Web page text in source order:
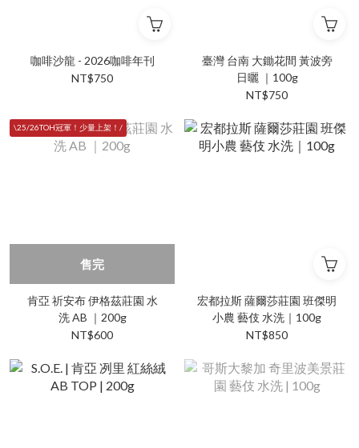
咖啡沙龍 - 2026咖啡年刊
NT$750
臺灣 台南 大鋤花間 黃波旁
日曬 ｜100g
NT$750
\25/26TOH冠軍！少量上架！/
售完
肯亞 祈安布 伊格茲莊園 水
洗 AB ｜200g
NT$600
宏都拉斯 薩爾莎莊園 班傑明
小農 藝伎 水洗｜100g
NT$850